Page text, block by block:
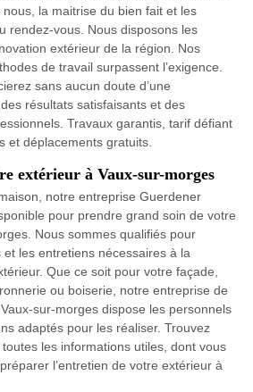
la maitrise du bien fait et les
rendez-vous. Nous disposons les
extérieur de la région. Nos
de travail surpassent l’exigence.
sans aucun doute d’une
résultats satisfaisants et des
Travaux garantis, tarif défiant
et déplacements gratuits.
extérieur à Vaux-sur-morges
notre entreprise Guerdener
pour prendre grand soin de votre
Nous sommes qualifiés pour
les entretiens nécessaires à la
Que ce soit pour votre façade,
ou boiserie, notre entreprise de
sur-morges dispose les personnels
adaptés pour les réaliser. Trouvez
les informations utiles, dont vous
l’entretien de votre extérieur à